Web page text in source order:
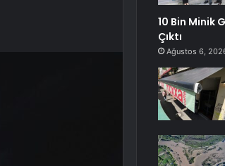
10 Bin Minik
Çıktı
Ağustos 6,